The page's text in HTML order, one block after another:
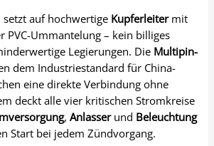
setzt auf hochwertige Kupferleitermit
PVC-Ummantelung – kein billiges
Legierungen. Die Multipin-
dem Industriestandard für China-
eine direkte Verbindung ohne
deckt alle vier kritischen Stromkreise
,Anlasserund Beleuchtung
Start bei jedem Zündvorgang.